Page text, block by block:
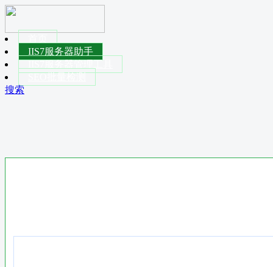
IIS7服务器助手
搜索